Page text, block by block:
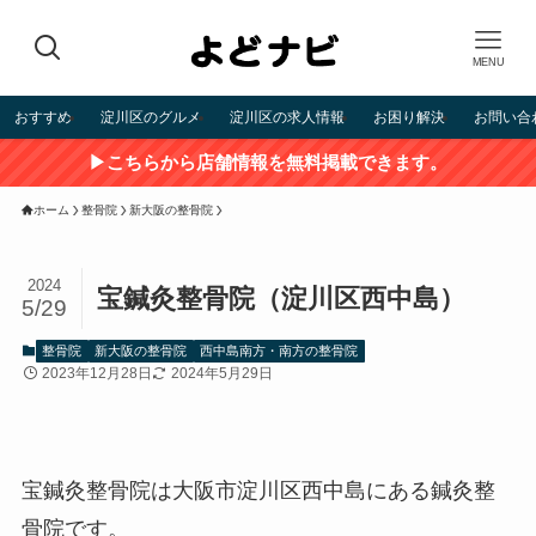
MENU
おすすめ 淀川区のグルメ 淀川区の求人情報 お困り解決 お問い合
▶こちらから店舗情報を無料掲載できます。
ホーム 整骨院 新大阪の整骨院
宝鍼灸整骨院（淀川区西中島）
2024
5/29
整骨院 新大阪の整骨院 西中島南方・南方の整骨院
2023年12月28日 2024年5月29日
宝鍼灸整骨院は大阪市淀川区西中島にある鍼灸整
骨院です。